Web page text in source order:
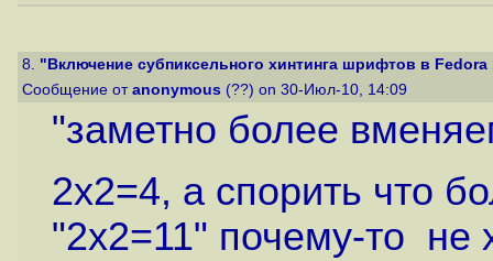
8. "Включение субпиксельного хинтинга шрифтов в Fedora
Сообщение от anonymous (??) on 30-Июл-10, 14:09
"заметно более
2x2=4, а спорить что
"2x2=11" почему-то не